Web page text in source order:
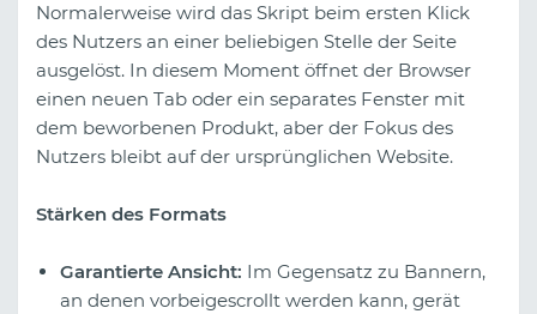
Normalerweise wird das Skript beim ersten Klick
des Nutzers an einer beliebigen Stelle der Seite
ausgelöst. In diesem Moment öffnet der Browser
einen neuen Tab oder ein separates Fenster mit
dem beworbenen Produkt, aber der Fokus des
Nutzers bleibt auf der ursprünglichen Website.
Stärken des Formats
Garantierte Ansicht: Im Gegensatz zu Bannern,
an denen vorbeigescrollt werden kann, gerät